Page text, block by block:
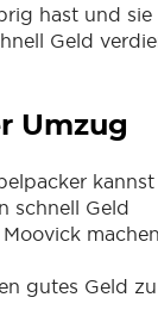
hast und
Geld
Umzug
kannst
schnell Geld
machen
gutes Geld zu